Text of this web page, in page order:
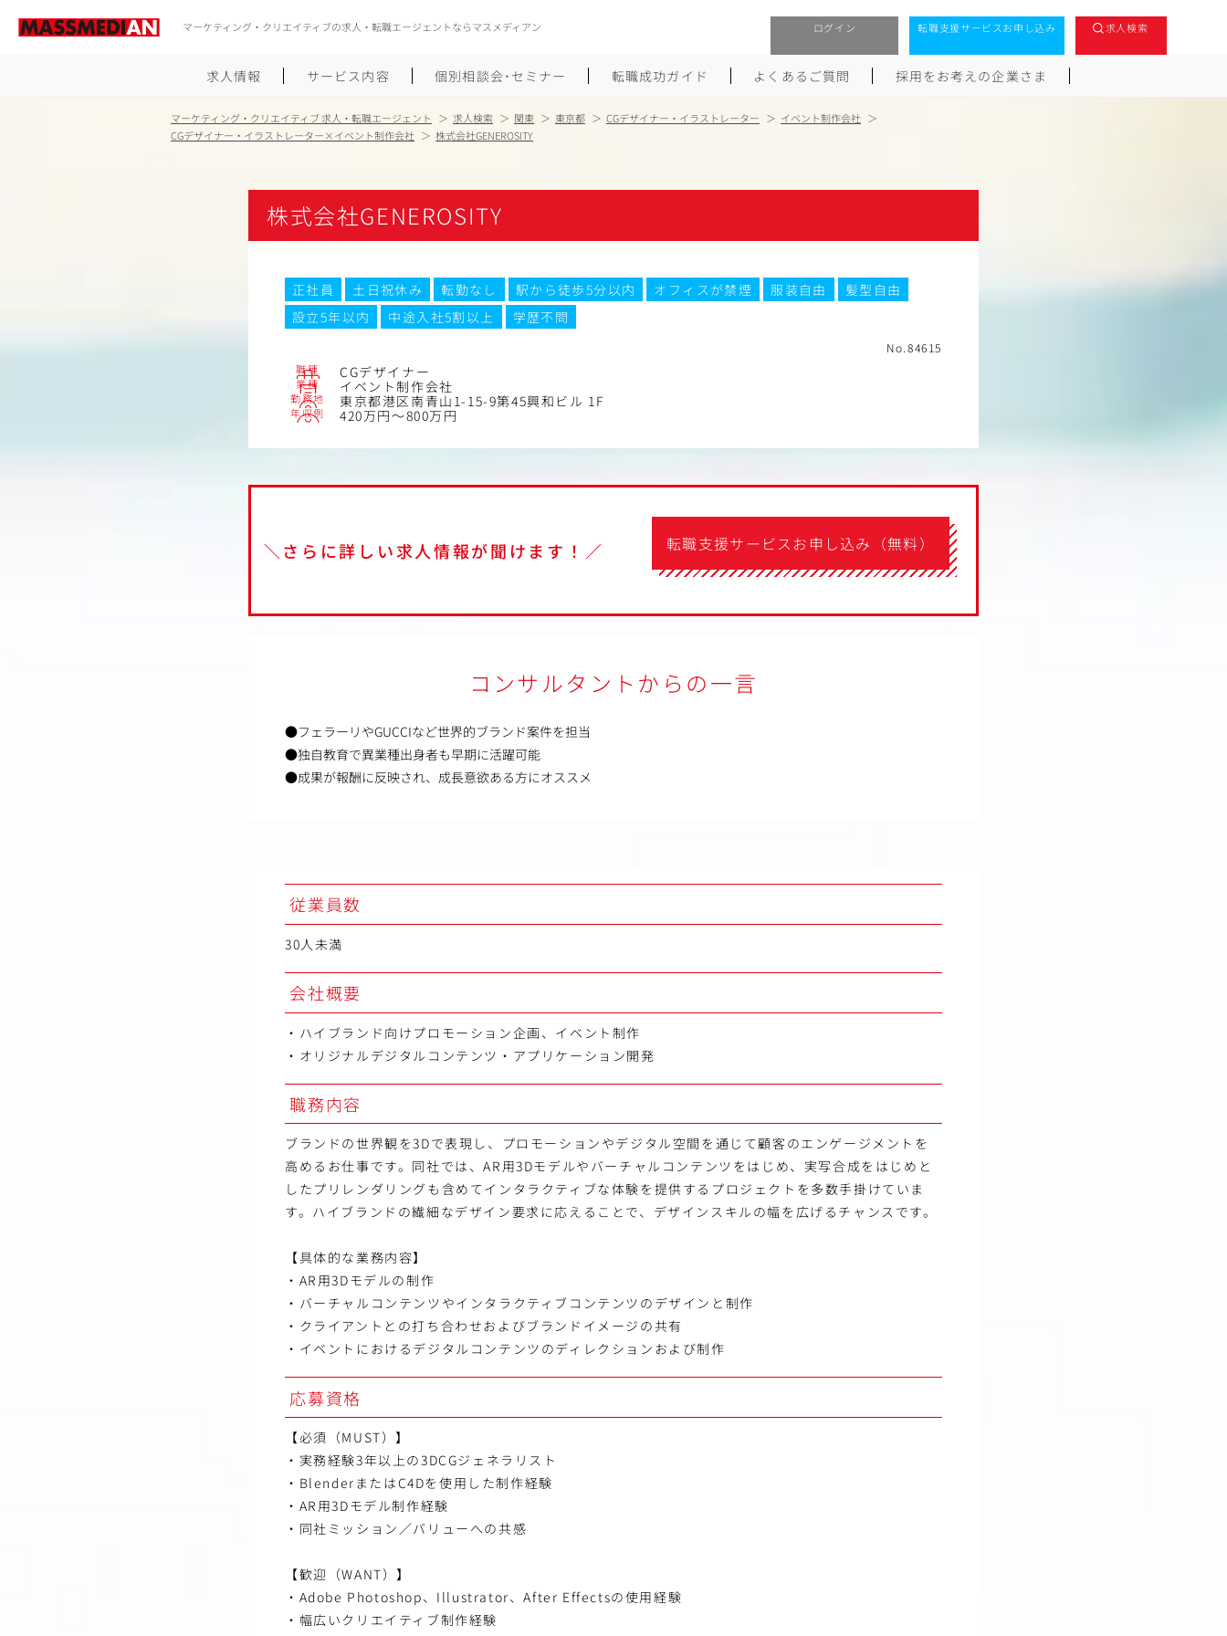
マーケティング・クリエイティブの求人・転職エージェントならマスメディアン ログイン 転職支援サービスお申し込み 求人検索
求人情報 サービス内容 個別相談会･セミナー 転職成功ガイド
履歴書のつくり方
職務経歴書のつくり方
ポートフォリオのつくり方
面接対策
エグゼクティブ転職
しゅふクリ･ママクリ転職
よくあるご質問 採用をお考えの企業さま
マーケティング・クリエイティブ 求人・転職エージェント 求人検索 関東 東京都 CGデザイナー・イラストレーター
イベント制作会社
CGデザイナー・イラストレーター×イベント制作会社
株式会社GENEROSITY
株式会社GENEROSITY
正社員 土日祝休み 転勤なし 駅から徒歩5分以内 オフィスが禁煙 服装自由
髪型自由
設立5年以内
中途入社5割以上 学歴不問
No.84615
職種 CGデザイナー
業種 イベント制作会社
勤務地 東京都港区南青山1-15-9第45興和ビル 1F
年収例 420万円～800万円
＼さらに詳しい求人情報が聞けます！／ 転職支援サービスお申し込み（無料）
コンサルタントからの一言
●フェラーリやGUCCIなど世界的ブランド案件を担当
●独自教育で異業種出身者も早期に活躍可能
●成果が報酬に反映され、成長意欲ある方にオススメ
従業員数
30人未満
会社概要
・ハイブランド向けプロモーション企画、イベント制作
・オリジナルデジタルコンテンツ・アプリケーション開発
職務内容
ブランドの世界観を3Dで表現し、プロモーションやデジタル空間を通じて顧客のエンゲージメントを
高めるお仕事です。同社では、AR用3Dモデルやバーチャルコンテンツをはじめ、実写合成をはじめと
したプリレンダリングも含めてインタラクティブな体験を提供するプロジェクトを多数手掛けていま
す。ハイブランドの繊細なデザイン要求に応えることで、デザインスキルの幅を広げるチャンスです。
【具体的な業務内容】
・AR用3Dモデルの制作
・バーチャルコンテンツやインタラクティブコンテンツのデザインと制作
・クライアントとの打ち合わせおよびブランドイメージの共有
・イベントにおけるデジタルコンテンツのディレクションおよび制作
応募資格
【必須（MUST）】
・実務経験3年以上の3DCGジェネラリスト
・BlenderまたはC4Dを使用した制作経験
・AR用3Dモデル制作経験
・同社ミッション／バリューへの共感
【歓迎（WANT）】
・Adobe Photoshop、Illustrator、After Effectsの使用経験
・幅広いクリエイティブ制作経験